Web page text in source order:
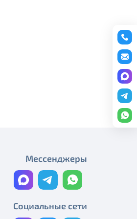
3 онлайн-
Мессенджеры
Социальные сети